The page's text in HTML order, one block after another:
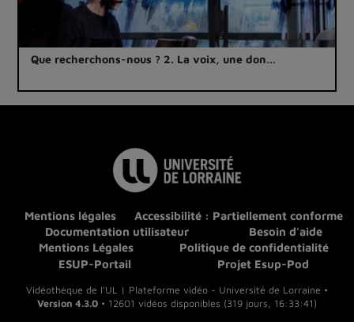
Que recherchons-nous ? 2. La voix, une don…
Mentions légales
Accessibilité : Partiellement conforme
Documentation utilisateur
Besoin d'aide
Mentions Légales
Politique de confidentialité
ESUP-Portail
Projet Esup-Pod
Vidéothèque de l'UL | Plateforme vidéo - Université de Lorraine •
Version 4.3.0 • 12601 vidéos disponibles (319 jours, 16:33:41)